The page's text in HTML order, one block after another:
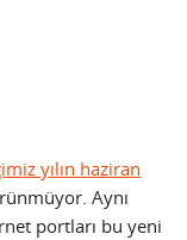
yılın haziran
Aynı
portları bu yeni